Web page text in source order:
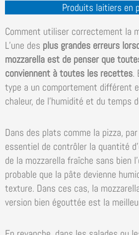
Produits laitiers en
Comment utiliser correctement la
L’une des plus grandes erreurs
mozzarella est de penser que
conviennent à toutes les recettes.
type a un comportement différent
chaleur, de l’humidité et du temps
Dans des plats comme la pizza,
essentiel de contrôler la quantité
de la mozzarella fraîche sans bien
probable que la pâte devienne
texture. Dans ces cas, la
version bien égouttée est la